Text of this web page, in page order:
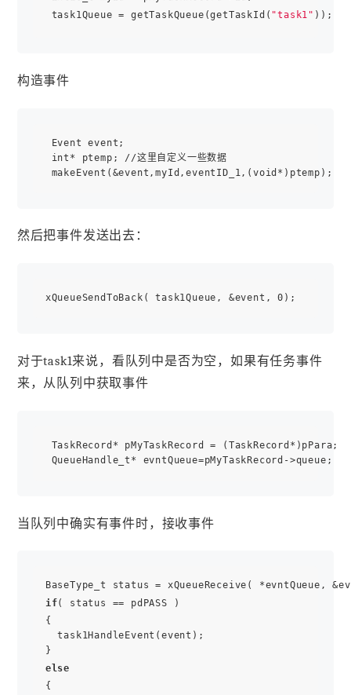
task1Queue = getTaskQueue(getTaskId( "task1"
构造事件
Event event;
int* ptemp; //这里自定义一些数据
然后把事件发送出去：
对于task1来说，看队列中是否为空，如果有任务事件
来，从队列中获取事件
TaskRecord* pMyTaskRecord = (TaskRecord*)pPara;
当队列中确实有事件时，接收事件
if( status == pdPASS )
{
task1HandleEvent(event);
else
{